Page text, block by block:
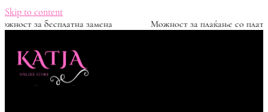
Skip to content
Можност за бесплатна замена Можност за